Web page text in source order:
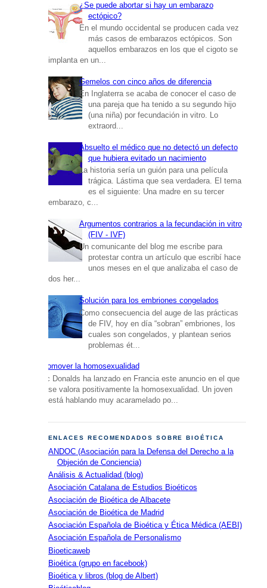
¿Se puede abortar si hay un embarazo
ectópico?
En el mundo occidental se producen cada vez
más casos de embarazos ectópicos. Son
aquellos embarazos en los que el cigoto se
implanta en un...
Gemelos con cinco años de diferencia
En Inglaterra se acaba de conocer el caso de
una pareja que ha tenido a su segundo hijo
(una niña) por fecundación in vitro. Lo
extraord...
Absuelto el médico que no detectó un defecto
que hubiera evitado un nacimiento
La historia sería un guión para una película
trágica. Lástima que sea verdadera. El tema
es el siguiente: Una madre en su tercer
embarazo, c...
Argumentos contrarios a la fecundación in vitro
(FIV - IVF)
Un comunicante del blog me escribe para
protestar contra un artículo que escribí hace
unos meses en el que analizaba el caso de
dos her...
Solución para los embriones congelados
Como consecuencia del auge de las prácticas
de FIV, hoy en día “sobran” embriones, los
cuales son congelados, y plantean serios
problemas ét...
Promover la homosexualidad
Mc Donalds ha lanzado en Francia este anuncio en el que
se valora positivamente la homosexualidad. Un joven
está hablando muy acaramelado po...
ENLACES RECOMENDADOS SOBRE BIOÉTICA
ANDOC (Asociación para la Defensa del Derecho a la
Objeción de Conciencia)
Análisis & Actualidad (blog)
Asociación Catalana de Estudios Bioéticos
Asociación de Bioética de Albacete
Asociación de Bioética de Madrid
Asociación Española de Bioética y Ética Médica (AEBI)
Asociación Española de Personalismo
Bioeticaweb
Bioética (grupo en facebook)
Bioética y libros (blog de Albert)